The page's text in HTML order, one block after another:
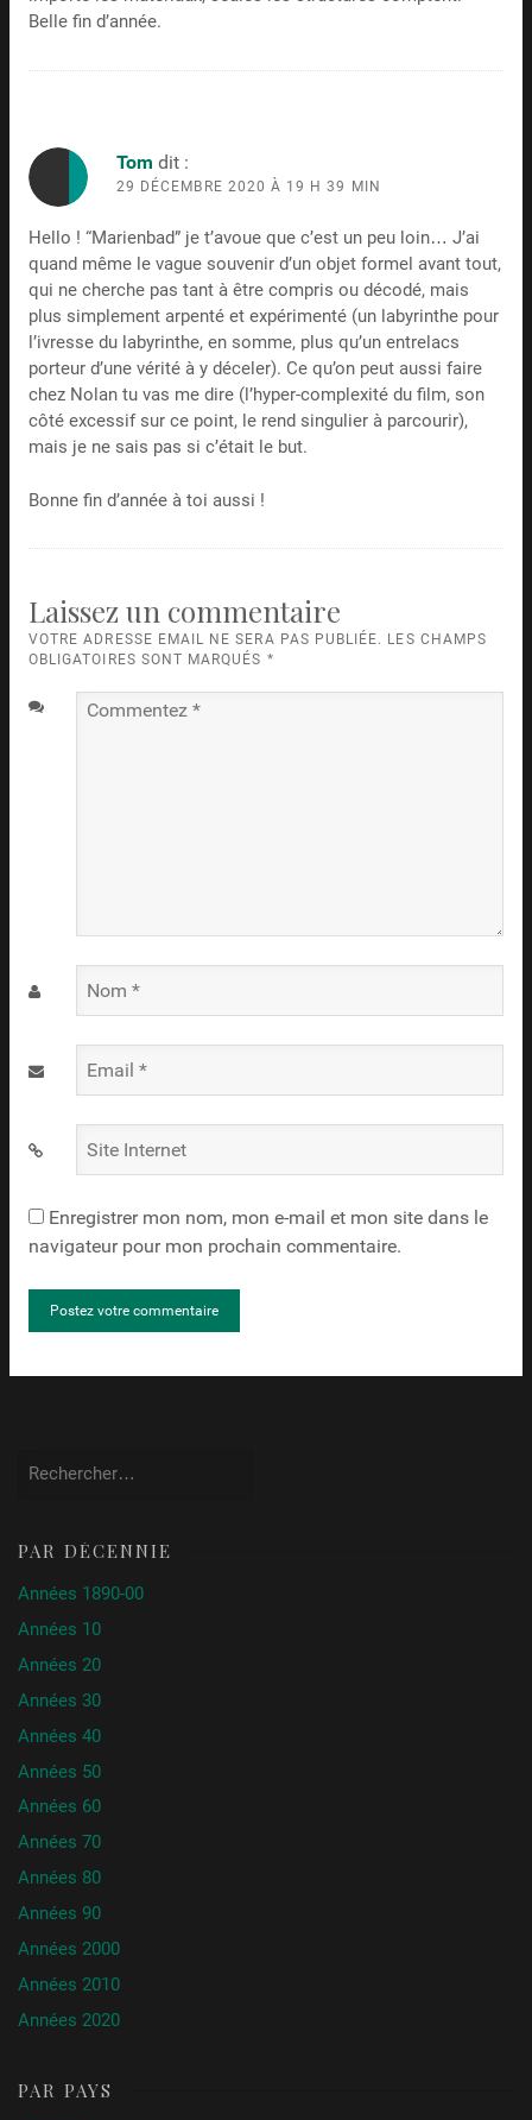
Belle fin d’année.
Tom dit :
29 DÉCEMBRE 2020 À 19 H 39 MIN
Hello ! “Marienbad” je t’avoue que c’est un peu loin… J’ai
quand même le vague souvenir d’un objet formel avant tout,
qui ne cherche pas tant à être compris ou décodé, mais
plus simplement arpenté et expérimenté (un labyrinthe pour
l’ivresse du labyrinthe, en somme, plus qu’un entrelacs
porteur d’une vérité à y déceler). Ce qu’on peut aussi faire
chez Nolan tu vas me dire (l’hyper-complexité du film, son
côté excessif sur ce point, le rend singulier à parcourir),
mais je ne sais pas si c’était le but.
Bonne fin d’année à toi aussi !
Laissez un commentaire
VOTRE ADRESSE EMAIL NE SERA PAS PUBLIÉE. LES CHAMPS
OBLIGATOIRES SONT MARQUÉS *
Commentez
Nom
Email
Site
Internet
Enregistrer mon nom, mon e-mail et mon site dans le
navigateur pour mon prochain commentaire.
PAR DÉCENNIE
Années 1890-00
Années 10
Années 20
Années 30
Années 40
Années 50
Années 60
Années 70
Années 80
Années 90
Années 2000
Années 2010
Années 2020
PAR PAYS